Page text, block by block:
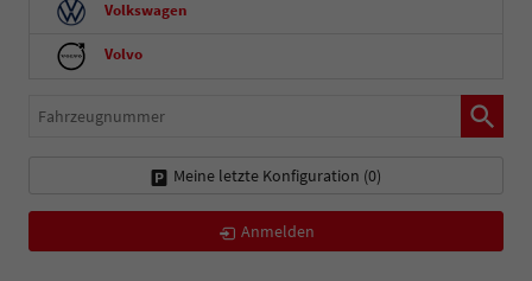
Volkswagen
Volvo
Fahrzeugnummer
Meine letzte Konfiguration (0)
Anmelden